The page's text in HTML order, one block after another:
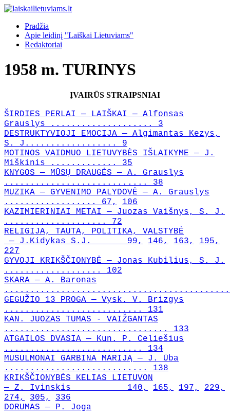
Pradžia
Apie leidinį "Laiškai Lietuviams"
Redaktoriai
1958 m. TURINYS
ĮVAIRŪS STRAIPSNIAI
ŠIRDIES PERLAI — LAIŠKAI — Alfonsas
Grauslys .................... 3
DESTRUKTYVIOJI EMOCIJA — Algimantas Kezys,
S. J.................. 9
MOTINOS VAIDMUO LIETUVYBĖS IŠLAIKYME — J.
Miškinis ............. 35
KNYGOS — MŪSŲ DRAUGĖS — A. Grauslys
............................ 38
MUZIKA — GYVENIMO PALYDOVĖ — A. Grauslys
.................. 67,
106
KAZIMIERINIAI METAI — Juozas Vaišnys, S. J.
.................... 72
RELIGIJA, TAUTA, POLITIKA, VALSTYBĖ
— J.Kidykas S.J. 99,
146, 163,
195,
227
GYVOJI KRIKŠČIONYBĖ — Jonas Kubilius, S. J.
................... 102
SKARA — A. Baronas
GEGUŽIO 13 PROGA — Vysk. V. Brizgys
........................... 131
KAN. JUOZAS TUMAS - VAIŽGANTAS
................................ 133
ATGAILOS DVASIA — Kun. P. Celiešius
........................... 134
MUSULMONAI GARBINA MARIJĄ — J. Ūba
............................ 138
KRIKŠČIONYBĖS KELIAS LIETUVON
— Z. Ivinskis 140,
165, 197,
229,
274,
305,
336
DORUMAS — P. Joga